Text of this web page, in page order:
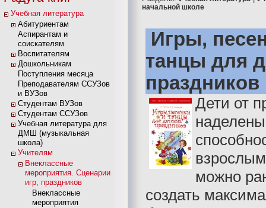
Учебная литература
Абитуриентам
Аспирантам и
соискателям
Воспитателям
Дошкольникам
Поступления месяца
Преподавателям ССУЗов
и ВУЗов
Студентам ВУЗов
Студентам ССУЗов
Учебная литература для
ДМШ (музыкальная
школа)
Учителям
Внеклассные
мероприятия. Сценарии
игр, праздников
Внеклассные
мероприятия
начальной школе
Игры,
танцы для
праздников
Дети от
можно
создать